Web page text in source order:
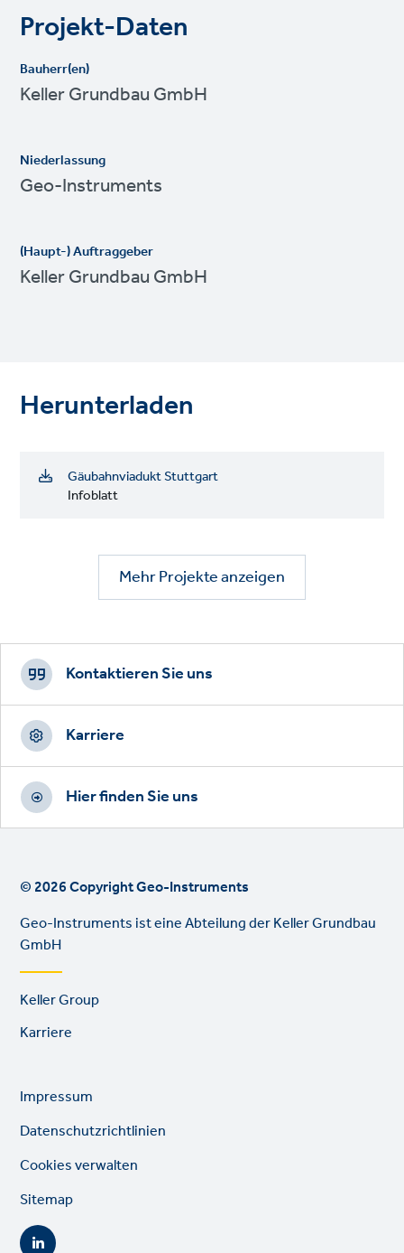
Projekt-Daten
Bauherr(en)
Keller Grundbau GmbH
Niederlassung
Geo-Instruments
(Haupt-) Auftraggeber
Keller Grundbau GmbH
Herunterladen
Gäubahnviadukt Stuttgart
Infoblatt
Mehr Projekte anzeigen
Footer
CTAs
Kontaktieren Sie uns
Karriere
Hier finden Sie uns
© 2026 Copyright Geo-Instruments
Geo-Instruments ist eine Abteilung der Keller Grundbau
GmbH
Footer
links
Keller Group
Karriere
Legal
Impressum
Datenschutzrichtlinien
Cookies verwalten
Sitemap